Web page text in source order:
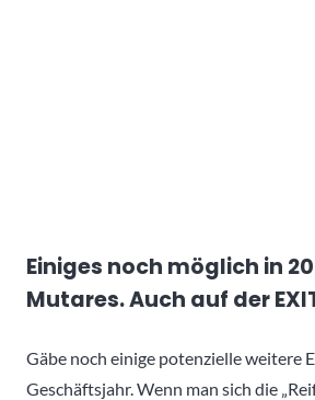
Einiges noch möglich in
Mutares. Auch auf der
Gäbe noch einige potenzielle weitere
Geschäftsjahr. Wenn man sich die